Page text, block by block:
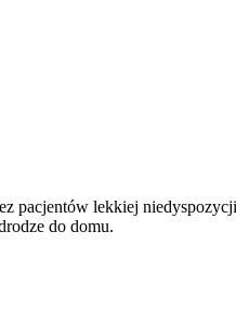
pacjentów lekkiej
do domu.